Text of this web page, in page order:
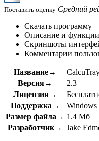
Поставить оценку Средний
Скачать программу
Описание и функции
Скриншоты
Комментарии
Название→
Версия→
2.3
Лицензия→
Поддержка→
Windows
Размер файла→ 1.4 Мб
Разработчик→
Jake